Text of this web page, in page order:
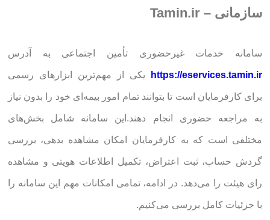
سازمانی – Tamin.ir
سامانه خدمات غیرحضوری تأمین اجتماعی به آدرس
https://eservices.tamin.ir یکی از مهم‌ترین ابزارهای رسمی
برای کارفرمایان است تا بتوانند تمام امور بیمه‌ای خود را بدون نیاز
به مراجعه حضوری انجام دهند.این سامانه شامل بخش‌های
مختلفی است که به کارفرمایان امکان مشاهده بدهی، بررسی
گردش حساب، ثبت اعتراض، تکمیل اطلاعات هویتی و مشاهده
رای هیئت را می‌دهد. در ادامه، تمامی امکانات مهم این سامانه را
با جزئیات کامل بررسی می‌کنیم.